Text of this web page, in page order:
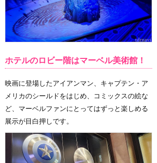
ホテルのロビー階はマーベル美術館！
映画に登場したアイアンマン、キャプテン・ア
メリカのシールドをはじめ、コミックスの絵な
ど、マーベルファンにとってはずっと楽しめる
展示が目白押しです。